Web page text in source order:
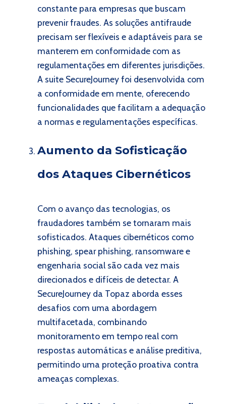
constante para empresas que buscam
prevenir fraudes. As soluções antifraude
precisam ser flexíveis e adaptáveis para se
manterem em conformidade com as
regulamentações em diferentes jurisdições.
A suite SecureJourney foi desenvolvida com
a conformidade em mente, oferecendo
funcionalidades que facilitam a adequação
a normas e regulamentações específicas.
Aumento da Sofisticação
dos Ataques Cibernéticos
Com o avanço das tecnologias, os
fraudadores também se tornaram mais
sofisticados. Ataques cibernéticos como
phishing, spear phishing, ransomware e
engenharia social são cada vez mais
direcionados e difíceis de detectar. A
SecureJourney da Topaz aborda esses
desafios com uma abordagem
multifacetada, combinando
monitoramento em tempo real com
respostas automáticas e análise preditiva,
permitindo uma proteção proativa contra
ameaças complexas.